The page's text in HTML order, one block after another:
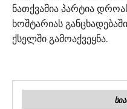
ნათქვამია პარტია
ხოშტარიას
ქსელში გამოაქვეყნა.